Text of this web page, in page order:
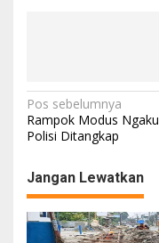
N
a
i
g
Pos sebelumnya
Rampok Modus Ngaku
Polisi Ditangkap
Jangan Lewatkan